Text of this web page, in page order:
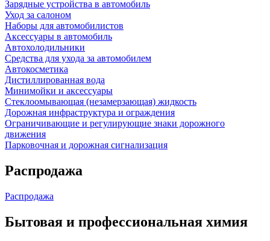
Зарядные устройства в автомобиль
Уход за салоном
Наборы для автомобилистов
Аксессуары в автомобиль
Автохолодильники
Средства для ухода за автомобилем
Автокосметика
Дистиллированная вода
Минимойки и аксессуары
Стеклоомывающая (незамерзающая) жидкость
Дорожная инфраструктура и ограждения
Ограничивающие и регулирующие знаки дорожного
движения
Парковочная и дорожная сигнализация
Распродажа
Распродажа
Бытовая и профессиональная химия